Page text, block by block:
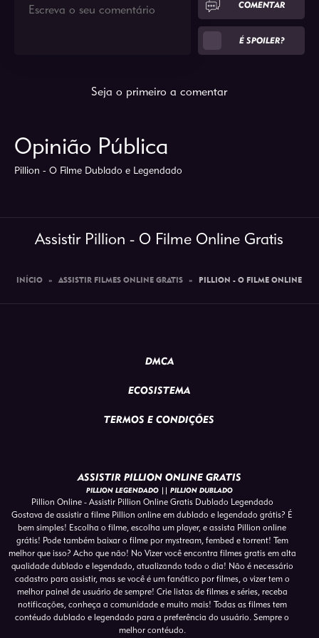
COMENTAR
É SPOILER?
Seja o primeiro a comentar
Opinião Pública
Pillion - O Filme Dublado e Legendado
Assistir Pillion - O Filme Online Gratis
INÍCIO » ASSISTIR FILMES ONLINE GRATIS » PILLION - O FILME ONLINE
DMCA
ECOSISTEMA
TERMOS E CONDIÇÕES
ASSISTIR PILLION ONLINE GRATIS
PILLION LEGENDADO || PILLION DUBLADO
Pillion Online - Assistir Pillion Online Gratis Dublado Legendado
Gostava de assistir a filme Pillion online em dublado e legendado grátis? É
bem simples! Escolha o filme, escolha um player, e assista Pillion online
grátis! Pode também baixar o filme por mystream, fembed e torrent! Tem
melhor que isso? Acho que não! No Vizer você encontra filmes gratis em alta
qualidade dublado e legendado, atualizando todo o dia! Não é necessário
cadastro para assistir, mas se você é um fanático por filmes, o vizer tem o
melhor painel de usuário de sempre! Crie listas de filmes e séries, receba
notificações, conheça a comunidade e muito mais! Todas as filmes tem
contéudo dublado e legendado para a preferência do usuário. Sempre o
melhor contéudo.